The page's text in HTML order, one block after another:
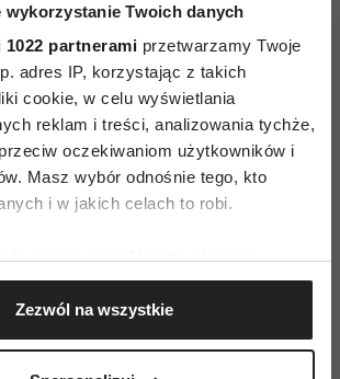
wykorzystanie Twoich danych
1022 partnerami przetwarzamy Twoje
adres IP, korzystając z takich
cookie, w celu wyświetlania
reklam i treści, analizowania tychże,
oczekiwaniom użytkowników i
Masz wybór odnośnie tego, kto
i w jakich celach to robi.
dane dotyczące Twojej lokalizacji
z dokładnością nawet do kilku metrów
Twoje urządzenie, aktywnie
Zezwól na wszystkie
tylko nieliczni skupiają na sobie
tkwi w tworzeniu więzi
treściach. Wyjściowo idealnie
jakieś zainteresowania lub być
tematu np. wędkarstwa.
jest przekucie wiedzy na treść
być zgrabnie złożone ciągi
komiksy, to właśnie one
idealnym rozwiązaniem